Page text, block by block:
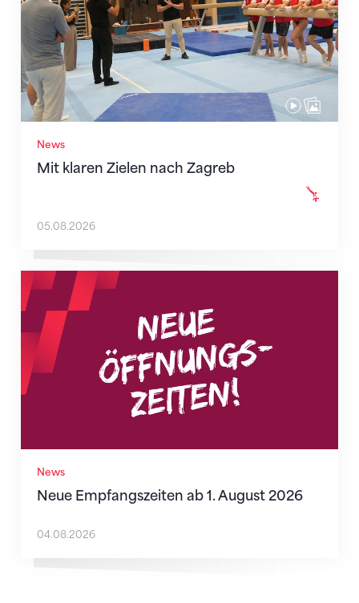
News
Mit klaren Zielen nach Zagreb
05.08.2026
News
Neue Empfangszeiten ab 1. August 2026
Neue Empfangszeiten ab 1. August 2026
04.08.2026